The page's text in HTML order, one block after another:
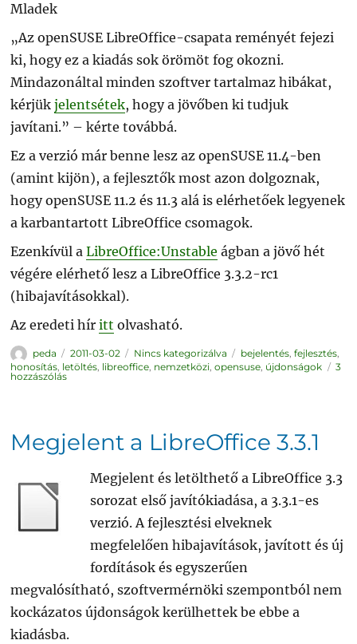
Mladek
„Az openSUSE LibreOffice-csapata reményét fejezi
ki, hogy ez a kiadás sok örömöt fog okozni.
Mindazonáltal minden szoftver tartalmaz hibákat,
kérjükjelentsétek, hogy a jövőben ki tudjuk
javítani.” – kérte továbbá.
Ez a verzió már benne lesz az openSUSE 11.4-ben
(amint kijön), a fejlesztők most azon dolgoznak,
hogy openSUSE 11.2 és 11.3 alá is elérhetőek legyenek
a karbantartott LibreOffice csomagok.
Ezenkívül aLibreOffice:Unstable ágban a jövő hét
végére elérhető lesz a LibreOffice 3.3.2-rc1
(hibajavításokkal).
Az eredeti híritt olvasható.
Szerző
peda Közzétéve
2011-03-02 Kategória
Nincs kategorizálva Címke
bejelentés, fejlesztés,
honosítás letöltés libreoffice nemzetközi ,opensuse újdonságok
3
hozzászólásLibreOffice
Megjelent a LibreOffice 3.3.1
Megjelent és letölthető a LibreOffice 3.3
sorozat első javítókiadása, a 3.3.1-es
verzió. A fejlesztési elveknek
megfelelően hibajavítások, javított és új
fordítások és egyszerűen
megvalósítható, szoftvermérnöki szempontból nem
kockázatos újdonságok kerülhettek be ebbe a
kiadásba.